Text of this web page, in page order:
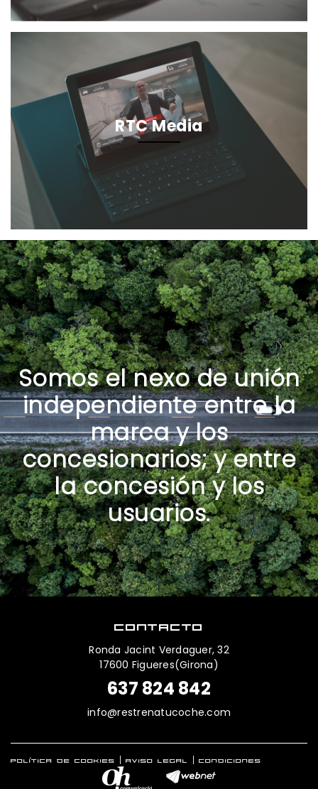
RTC Media
Somos el nexo de unión
independiente entre la
marca y los
concesionarios; y entre
la concesión y los
usuarios.
CONTACTO
Ronda Jacint Verdaguer, 32
17600 Figueres(Girona)
637 824 842
info@restrenatucoche.com
POLÍTICA DE COOKIES AVISO LEGAL CONDICIONES